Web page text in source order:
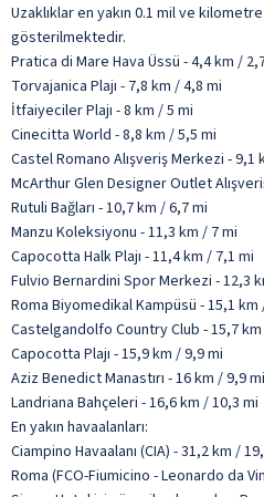
Uzaklıklar en yakın 0.1 mil ve
gösterilmektedir.
Pratica di Mare Hava Üssü - 4,4 km /
Torvajanica Plajı - 7,8 km / 4,8 mi
İtfaiyeciler Plajı - 8 km / 5 mi
Cinecitta World - 8,8 km / 5,5 mi
Castel Romano Alışveriş Merkezi - 9,1
McArthur Glen Designer Outlet
Rutuli Bağları - 10,7 km / 6,7 mi
Manzu Koleksiyonu - 11,3 km / 7 mi
Capocotta Halk Plajı - 11,4 km / 7,1 mi
Fulvio Bernardini Spor Merkezi - 12,3
Roma Biyomedikal Kampüsü - 15,1 km
Castelgandolfo Country Club - 15,7
Capocotta Plajı - 15,9 km / 9,9 mi
Aziz Benedict Manastırı - 16 km / 9,9 mi
Landriana Bahçeleri - 16,6 km / 10,3 mi
En yakın havaalanları:
Ciampino Havaalanı (CIA) - 31,2 km /
Roma (FCO-Fiumicino - Leonardo da